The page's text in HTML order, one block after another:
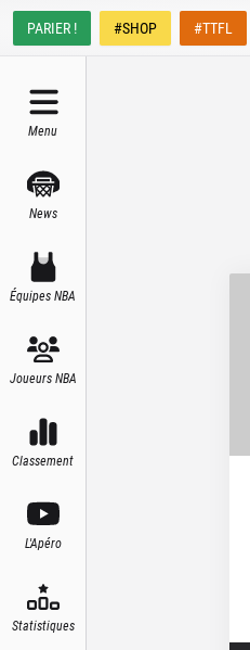
PARIER ! #SHOP #TTFL
Menu
News
Équipes NBA
Joueurs NBA
Classement
L'Apéro
Statistiques